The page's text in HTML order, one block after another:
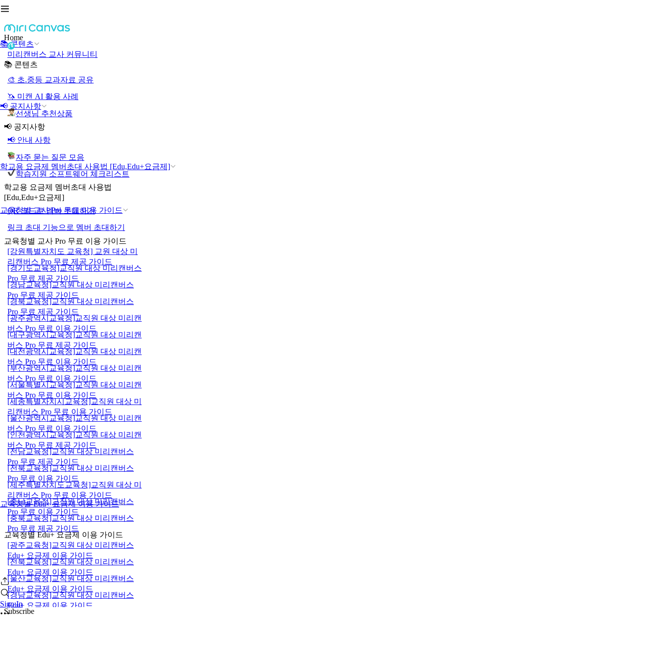
📚 콘텐츠
📢 공지사항
학교용 요금제 멤버초대 사용법 [Edu,Edu+요금제]
교육청별 교사 Pro 무료 이용 가이드
교육청별 Edu+ 요금제 이용 가이드
Sign In
Home
미리캔버스 교사 커뮤니티
📚 콘텐츠
🎨 초.중등 교과자료 공유
🦄 미캔 AI 활용 사례
선생님 추천상품
📢 공지사항
📢 안내 사항
자주 묻는 질문 모음
학습지원 소프트웨어 체크리스트
학교용 요금제 멤버초대 사용법
[Edu,Edu+요금제]
QR 코드로 멤버 초대하기
링크 초대 기능으로 멤버 초대하기
교육청별 교사 Pro 무료 이용 가이드
[강원특별자치도 교육청] 교원 대상 미
리캔버스 Pro 무료 제공 가이드
[경기도교육청]교직원 대상 미리캔버스
Pro 무료 제공 가이드
[경남교육청]교직원 대상 미리캔버스
Pro 무료 제공 가이드
[경북교육청]교직원 대상 미리캔버스
Pro 무료 제공 가이드
[광주광역시교육청]교직원 대상 미리캔
버스 Pro 무료 이용 가이드
[대구광역시교육청]교직원 대상 미리캔
버스 Pro 무료 제공 가이드
[대전광역시교육청]교직원 대상 미리캔
버스 Pro 무료 이용 가이드
[부산광역시교육청]교직원 대상 미리캔
버스 Pro 무료 이용 가이드
[서울특별시교육청]교직원 대상 미리캔
버스 Pro 무료 이용 가이드
[세종특별자치시교육청]교직원 대상 미
리캔버스 Pro 무료 이용 가이드
[울산광역시교육청]교직원 대상 미리캔
버스 Pro 무료 이용 가이드
[인천광역시교육청]교직원 대상 미리캔
버스 Pro 무료 제공 가이드
[전남교육청]교직원 대상 미리캔버스
Pro 무료 제공 가이드
[전북교육청]교직원 대상 미리캔버스
Pro 무료 이용 가이드
[제주특별자치도교육청]교직원 대상 미
리캔버스 Pro 무료 이용 가이드
[충남교육청]교직원 대상 미리캔버스
Pro 무료 이용 가이드
[충북교육청]교직원 대상 미리캔버스
Pro 무료 제공 가이드
교육청별 Edu+ 요금제 이용 가이드
[광주교육청]교직원 대상 미리캔버스
Edu+ 요금제 이용 가이드
[전북교육청]교직원 대상 미리캔버스
Edu+ 요금제 이용 가이드
[울산교육청]교직원 대상 미리캔버스
Edu+ 요금제 이용 가이드
[경남교육청]교직원 대상 미리캔버스
Edu+ 요금제 이용 가이드
Subscribe